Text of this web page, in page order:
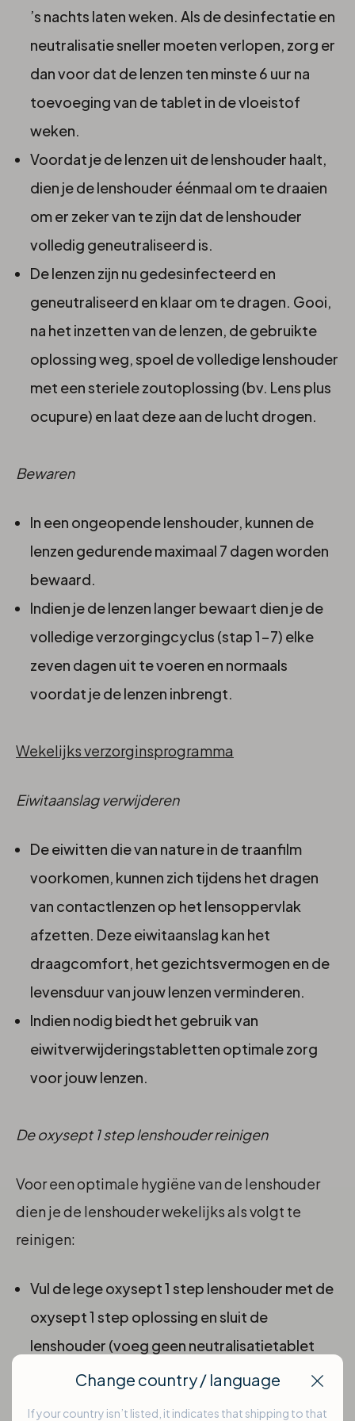
’s nachts laten weken. Als de desinfectatie en
neutralisatie sneller moeten verlopen, zorg er
dan voor dat de lenzen ten minste 6 uur na
toevoeging van de tablet in de vloeistof
weken.
Voordat je de lenzen uit de lenshouder haalt,
dien je de lenshouder éénmaal om te draaien
om er zeker van te zijn dat de lenshouder
volledig geneutraliseerd is.
De lenzen zijn nu gedesinfecteerd en
geneutraliseerd en klaar om te dragen. Gooi,
na het inzetten van de lenzen, de gebruikte
oplossing weg, spoel de volledige lenshouder
met een steriele zoutoplossing (bv. Lens plus
ocupure) en laat deze aan de lucht drogen.
Bewaren
In een ongeopende lenshouder, kunnen de
lenzen gedurende maximaal 7 dagen worden
bewaard.
Indien je de lenzen langer bewaart dien je de
volledige verzorgingcyclus (stap 1-7) elke
zeven dagen uit te voeren en normaals
voordat je de lenzen inbrengt.
Wekelijks verzorginsprogramma
Eiwitaanslag verwijderen
De eiwitten die van nature in de traanfilm
voorkomen, kunnen zich tijdens het dragen
van contactlenzen op het lensoppervlak
afzetten. Deze eiwitaanslag kan het
draagcomfort, het gezichtsvermogen en de
levensduur van jouw lenzen verminderen.
Indien nodig biedt het gebruik van
eiwitverwijderingstabletten optimale zorg
voor jouw lenzen.
De oxysept 1 step lenshouder reinigen
Voor een optimale hygiëne van de lenshouder
dien je de lenshouder wekelijks als volgt te
reinigen:
Vul de lege oxysept 1 step lenshouder met de
oxysept 1 step oplossing en sluit de
lenshouder (voeg geen neutralisatietablet
Change country / language
If your country isn’t listed, it indicates that shipping to that